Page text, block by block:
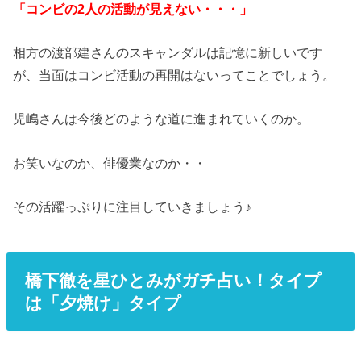
「コンビの2人の活動が見えない・・・」
相方の渡部建さんのスキャンダルは記憶に新しいです
が、当面はコンビ活動の再開はないってことでしょう。
児嶋さんは今後どのような道に進まれていくのか。
お笑いなのか、俳優業なのか・・
その活躍っぷりに注目していきましょう♪
橋下徹を星ひとみがガチ占い！タイプ
は「夕焼け」タイプ